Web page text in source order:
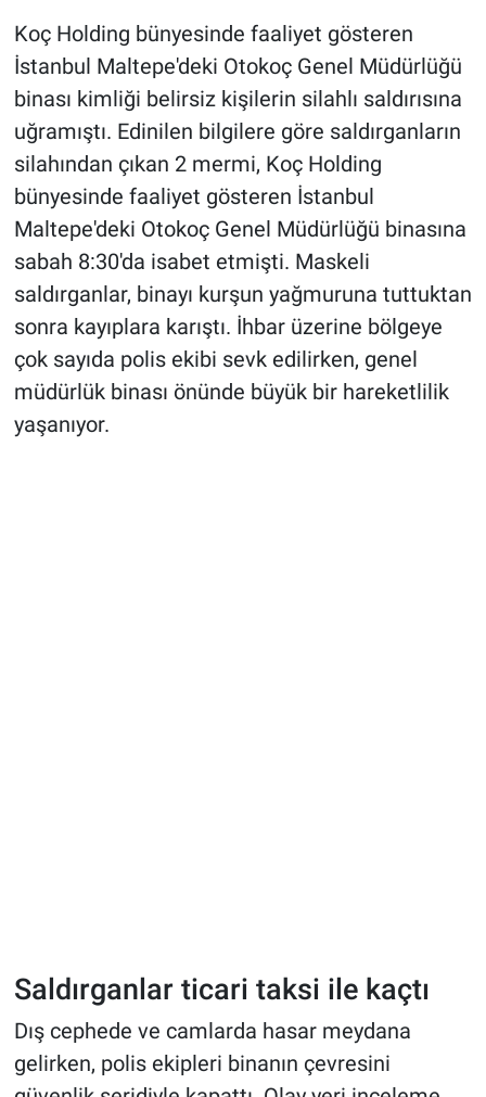
Koç Holding bünyesinde faaliyet gösteren
İstanbul Maltepe'deki Otokoç Genel Müdürlüğü
binası kimliği belirsiz kişilerin silahlı saldırısına
uğramıştı. Edinilen bilgilere göre saldırganların
silahından çıkan 2 mermi, Koç Holding
bünyesinde faaliyet gösteren İstanbul
Maltepe'deki Otokoç Genel Müdürlüğü binasına
sabah 8:30'da isabet etmişti. Maskeli
saldırganlar, binayı kurşun yağmuruna tuttuktan
sonra kayıplara karıştı. İhbar üzerine bölgeye
çok sayıda polis ekibi sevk edilirken, genel
müdürlük binası önünde büyük bir hareketlilik
yaşanıyor.
Saldırganlar ticari taksi ile kaçtı
Dış cephede ve camlarda hasar meydana
gelirken, polis ekipleri binanın çevresini